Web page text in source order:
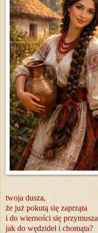
twoja dusza,
że już pokutą się zaprząta
i do wierności się przymusza
jak do wędzideł i chomąta?